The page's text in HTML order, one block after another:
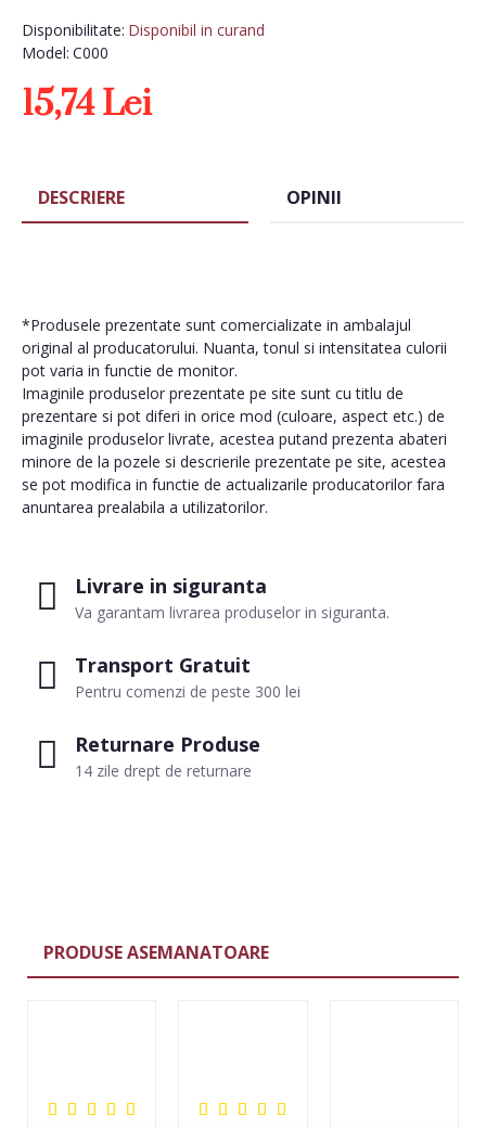
Disponibilitate: Disponibil in curand
Model: C000
15,74 Lei
Livrare in siguranta
Va garantam livrarea produselor in siguranta.
Transport Gratuit
Pentru comenzi de peste 300 lei
Returnare Produse
14 zile drept de returnare
DESCRIERE OPINII
*Produsele prezentate sunt comercializate in ambalajul
original al producatorului. Nuanta, tonul si intensitatea culorii
pot varia in functie de monitor.
Imaginile produselor prezentate pe site sunt cu titlu de
prezentare si pot diferi in orice mod (culoare, aspect etc.) de
imaginile produselor livrate, acestea putand prezenta abateri
minore de la pozele si descrierile prezentate pe site, acestea
se pot modifica in functie de actualizarile producatorilor fara
anuntarea prealabila a utilizatorilor.
PRODUSE ASEMANATOARE